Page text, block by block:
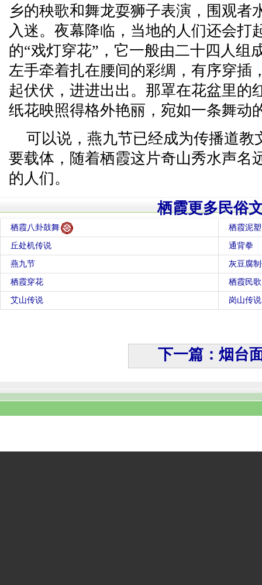
乡的秧歌和舞龙耍狮子表演，围观者
入迷。夜幕降临，当地的人们还会打
的“戏灯穿花”，它一般由二十四人组
左手牵着扎在腰间的彩绸，有序穿插
起伏伏，进进出出。那罩在花盆里的
纸花映照得格外艳丽，宛如一条舞动
可以说，燕九节已经成为传播道教
要载体，随着栖霞这片奇山秀水声名
的人们。
栖霞更多民俗
栖霞八卦鼓舞 栖霞泥塑
丘处机传说 通背拳
燕九节 灰豆腐
栖霞穿花 栖霞民歌
艾山传说 岗山传说
下一篇：烟台